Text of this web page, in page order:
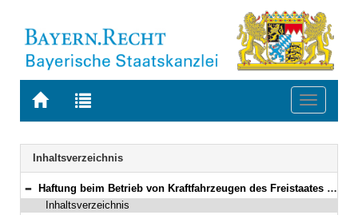
Zur
BAYERN.RECHT
Zur
letzten
Suche
Toggle
Navigation
Inhaltsverzeichnis
Bereich reduzieren
Haftung beim Betrieb von Kraftfahrzeugen des Freistaates Bayern und Rückgriff gegen staatliche Fahrzeuge führende Bedienstete
Inhaltsverzeichnis